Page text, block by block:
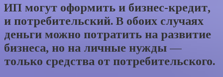
ИП могут оформить и бизнес-кредит,
и потребительский. В обоих случаях
деньги можно потратить на развитие
бизнеса, но на личные нужды —
только средства от потребительского.